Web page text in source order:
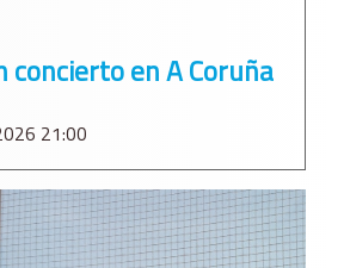
concierto en A Coruña
21:00